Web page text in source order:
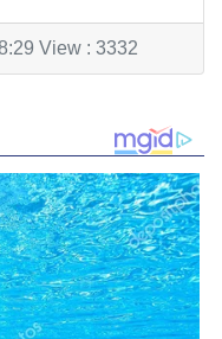
View : 3332